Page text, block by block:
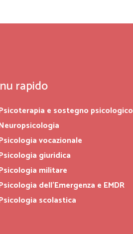
rapido
e sostegno psicologico
vocazionale
giuridica
militare
dell’Emergenza e EMDR
scolastica